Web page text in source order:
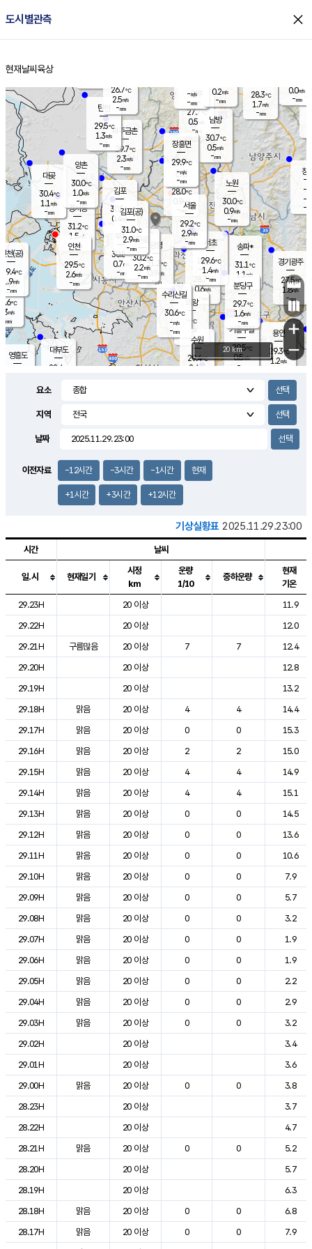
도시별관측 close
홈
현재날씨 육상
의도
℃
m/s
mm
영흥도
양주
27.7℃
0.5
-mm
과천
28.7℃
0.6m/s
- mm
용인
29.3℃
1.2m/s
경기광주
27.5℃
1.8m/s
-mm
2.0m/s
대부도
28.4
경서동
31.2℃
1.5 m/s
-mm
파주금촌
29.7℃
2.3m/s
-mm
28.3℃
1.7m/s
-mm
대곶
30.4℃
1.1 m/s
-mm
창
-
-m/
-
탄현
29.5℃
1.3m/s
-mm
0.0m/s
-mm
의왕
- ℃
m/s
mm
김포
30.5℃
0.4 m/s
mm
광명
31.2 ℃
0.9 m/s
-mm
부천
30.8℃
0.7m/s
-mm
양촌
30.0℃
1.0m/s
-mm
구로
30.2℃
2.2m/s
-mm
은평
28.0℃
0.9 m/s
- mm
노원
30.0℃
0.9m/s
-mm
송파*
31.1℃
1.1 m/s
-mm
서초
29.6℃
1.4m/s
-mm
남방
30.7℃
0.5m/s
-mm
기흥구갈
29.5℃
0.5m/s
-
수리산길
30.6℃
-m/s
-mm
분당구
29.7℃
1.6m/s
-mm
장흥면
29.9℃
-m/s
-mm
-m/s
-mm
인천(공)
29.4℃
1.9m/s
-mm
김포(공)
31.0℃
2.9m/s
-mm
수원
29.4℃
2.4 m/s
인천
29.5℃
2.6m/s
-mm
서울
29.2℃
2.9m/s
-mm
26.7℃
2.5m/s
-mm
0.2m/s
-mm
+
−
20 km
요소
지역
날짜
이전자료 -12시간 -3시간 -1시간 현재
+1시간 +3시간 +12시간
기상실황표 2025.11.29.23:00
도시별 기상실황표로 지점, 날씨, 기온, 강수, 바람, 기압등을 안내한 표입
시간 날씨
일.시 현재일기
시정
km
운량
1/10
중하운량
현재
기온
29.23H
20 이상
11.9
29.22H
20 이상
12.0
29.21H
구름많음 20 이상 7 7
12.4
29.20H
20 이상
12.8
29.19H
20 이상
13.2
29.18H
맑음 20 이상 4 4
14.4
29.17H
맑음 20 이상 0 0
15.3
29.16H
맑음 20 이상 2 2
15.0
29.15H
맑음 20 이상 4 4
14.9
29.14H
맑음 20 이상 4 4
15.1
29.13H
맑음 20 이상 0 0
14.5
29.12H
맑음 20 이상 0 0
13.6
29.11H
맑음 20 이상 0 0
10.6
29.10H
맑음 20 이상 0 0
7.9
29.09H
맑음 20 이상 0 0
5.7
29.08H
맑음 20 이상 0 0
3.2
29.07H
맑음 20 이상 0 0
1.9
29.06H
맑음 20 이상 0 0
1.9
29.05H
맑음 20 이상 0 0
2.2
29.04H
맑음 20 이상 0 0
2.9
29.03H
맑음 20 이상 0 0
3.2
29.02H
20 이상
3.4
29.01H
20 이상
3.6
29.00H
맑음 20 이상 0 0
3.8
28.23H
20 이상
3.7
28.22H
20 이상
4.7
28.21H
맑음 20 이상 0 0
5.2
28.20H
20 이상
5.7
28.19H
20 이상
6.3
28.18H
맑음 20 이상 0 0
6.8
28.17H
맑음 20 이상 0 0
7.9